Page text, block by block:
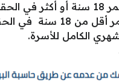
الحقل المخصص.
الكامل للأسرة.